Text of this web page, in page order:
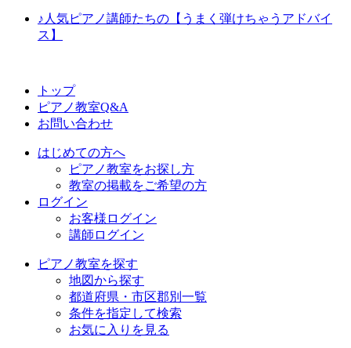
♪人気ピアノ講師たちの【うまく弾けちゃうアドバイ
ス】
トップ
ピアノ教室Q&A
お問い合わせ
はじめての方へ
ピアノ教室をお探し方
教室の掲載をご希望の方
ログイン
お客様ログイン
講師ログイン
ピアノ教室を探す
地図から探す
都道府県・市区郡別一覧
条件を指定して検索
お気に入りを見る